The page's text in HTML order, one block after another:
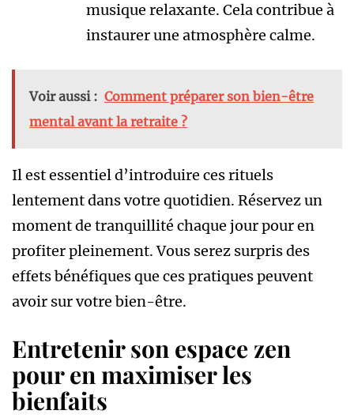
musique relaxante. Cela contribue à
instaurer une atmosphère calme.
Voir aussi : Comment préparer son bien-être
mental avant la retraite ?
Il est essentiel d’introduire ces rituels
lentement dans votre quotidien. Réservez un
moment de tranquillité chaque jour pour en
profiter pleinement. Vous serez surpris des
effets bénéfiques que ces pratiques peuvent
avoir sur votre bien-être.
Entretenir son espace zen
pour en maximiser les
bienfaits